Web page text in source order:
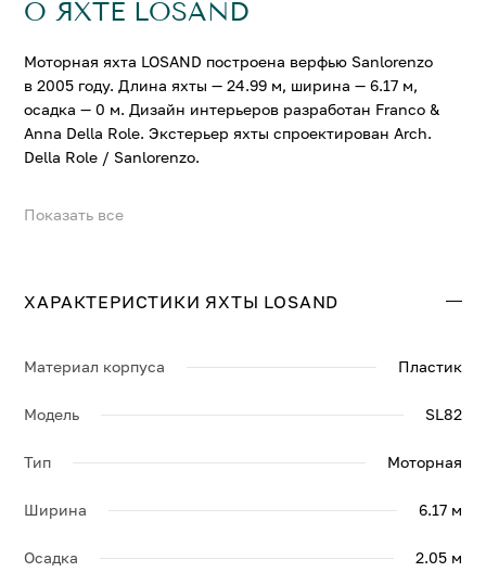
О ЯХТЕ LOSAND
Моторная яхта LOSAND построена верфью Sanlorenzo
в 2005 году. Длина яхты — 24.99 м, ширина — 6.17 м,
осадка — 0 м. Дизайн интерьеров разработан Franco &
Anna Della Role. Экстерьер яхты спроектирован Arch.
Della Role / Sanlorenzo.
На яхте LOSAND можно разместить до 8 гостей в 4
Свяжитесь с нами, и мы вышлем больше информации
Показать все
ХАРАКТЕРИСТИКИ ЯХТЫ LOSAND
Материал корпуса Пластик
Модель SL82
Тип Моторная
Ширина 6.17 м
Осадка 2.05 м